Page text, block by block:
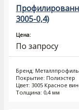
3005-0,4)
Цена:
По запросу
Бренд: Металлпрофиль
Покрытие: Полиэстер
Цвет: 3005 Красное
Толщина: 0,4 мм